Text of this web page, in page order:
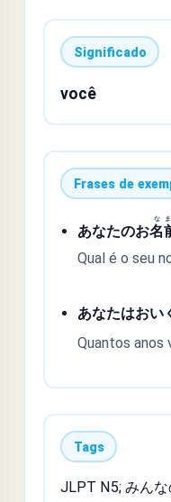
Significado
você
Frases de
あなたのお名
な
Qual é o seu
あなたはおい
Quantos anos
Tags
JLPT N5; みん